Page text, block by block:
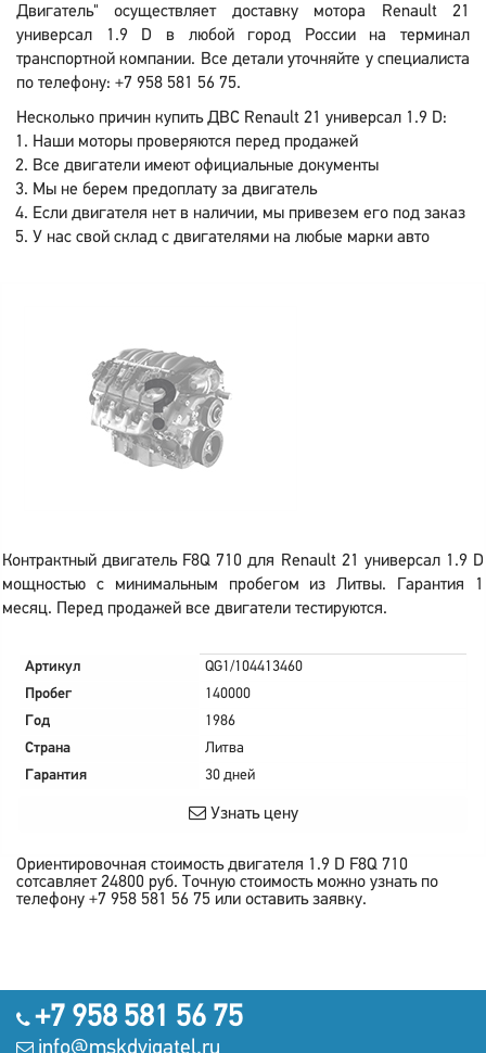
Двигатель" осуществляет доставку мотора Renault 21
универсал 1.9 D в любой город России на терминал
транспортной компании. Все детали уточняйте у специалиста
по телефону: +7 958 581 56 75.
Несколько причин купить ДВС Renault 21 универсал 1.9 D:
Наши моторы проверяются перед продажей
Все двигатели имеют официальные документы
Мы не берем предоплату за двигатель
Если двигателя нет в наличии, мы привезем его под заказ
У нас свой склад с двигателями на любые марки авто
Контрактный двигатель F8Q 710 для Renault 21 универсал 1.9 D
мощностью с минимальным пробегом из Литвы. Гарантия 1
месяц. Перед продажей все двигатели тестируются.
Артикул
QG1/104413460
Пробег
140000
Год
1986
Страна
Литва
Гарантия
30 дней
Узнать цену
Ориентировочная стоимость двигателя 1.9 D F8Q 710
сотсавляет24800 руб.
Точную стоимость можно узнать по
телефону +7 958 581 56 75 или оставить заявку.
+7 958 581 56 75
info@mskdvigatel.ru